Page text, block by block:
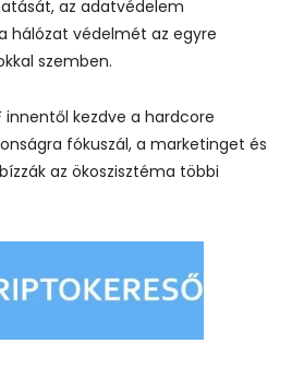
az adatvédelem
hálózat védelmét az egyre
szemben.
innentől kezdve a hardcore
fókuszál, a marketinget és
az ökoszisztéma többi